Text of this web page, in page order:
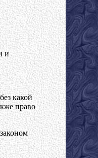
и
какой
право